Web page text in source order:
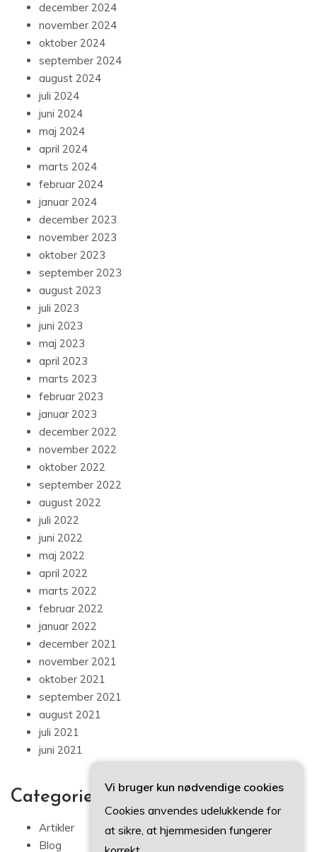
december 2024
november 2024
oktober 2024
september 2024
august 2024
juli 2024
juni 2024
maj 2024
april 2024
marts 2024
februar 2024
januar 2024
december 2023
november 2023
oktober 2023
september 2023
august 2023
juli 2023
juni 2023
maj 2023
april 2023
marts 2023
februar 2023
januar 2023
december 2022
november 2022
oktober 2022
september 2022
august 2022
juli 2022
juni 2022
maj 2022
april 2022
marts 2022
februar 2022
januar 2022
december 2021
november 2021
oktober 2021
september 2021
august 2021
juli 2021
juni 2021
Categories
Artikler
Blog
Vi bruger kun nødvendige cookies
Cookies anvendes udelukkende for
at sikre, at hjemmesiden fungerer